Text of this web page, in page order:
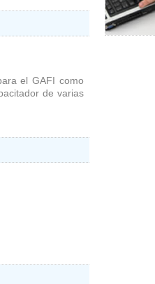
el GAFI como
de varias